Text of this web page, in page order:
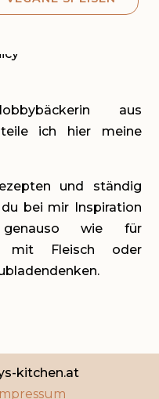
aus
ich hier meine
und ständig
bei mir Inspiration
wie für
mit Fleisch oder
kitchen.at